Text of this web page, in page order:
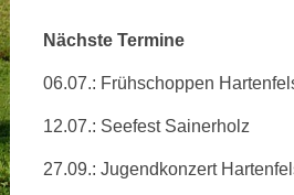
Nächste Termine
06.07.: Frühschoppen
12.07.: Seefest Sainerholz
27.09.: Jugendkonzert